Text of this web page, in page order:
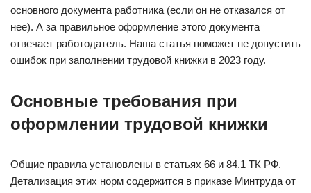
основного документа работника (если он не отказался от
нее). А за правильное оформление этого документа
отвечает работодатель. Наша статья поможет не допустить
ошибок при заполнении трудовой книжки в 2023 году.
Основные требования при
оформлении трудовой книжки
Общие правила установлены в статьях 66 и 84.1 ТК РФ.
Детализация этих норм содержится в приказе Минтруда от